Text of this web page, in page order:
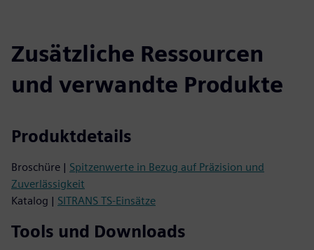
Zusätzliche Ressourcen
und verwandte Produkte
Produktdetails
Broschüre | Spitzenwerte in Bezug auf Präzision und
Zuverlässigkeit
Katalog | SITRANS TS-Einsätze
Tools und Downloads